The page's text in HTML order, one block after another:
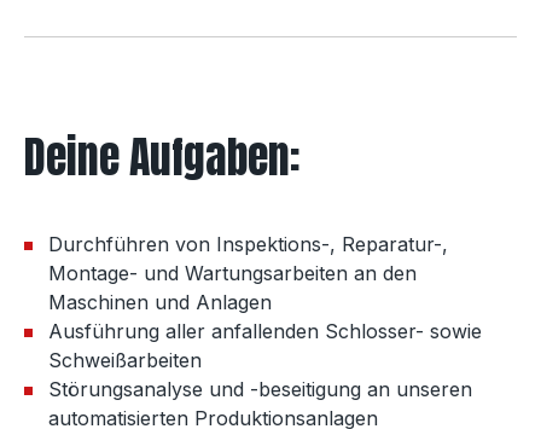
Deine Aufgaben:
Durchführen von Inspektions-, Reparatur-,
Montage- und Wartungsarbeiten an den
Maschinen und Anlagen
Ausführung aller anfallenden Schlosser- sowie
Schweißarbeiten
Störungsanalyse und -beseitigung an unseren
automatisierten Produktionsanlagen